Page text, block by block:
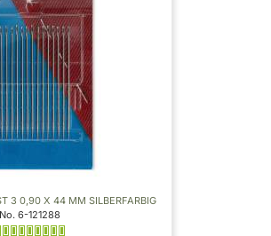
3 0,90 X 44 MM SILBERFARBIG
No. 6-121288